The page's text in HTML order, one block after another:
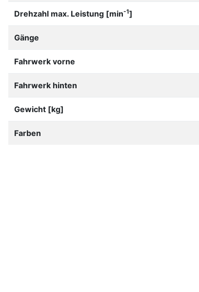
Drehzahl max. Leistung [min-1]
Gänge
Fahrwerk vorne
Fahrwerk hinten
Gewicht [kg]
Farben